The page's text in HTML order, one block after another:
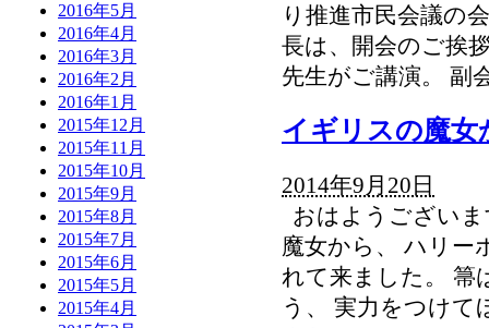
2016年5月
2016年4月
2016年3月
2016年2月
2016年1月
2015年12月
2015年11月
2015年10月
2015年9月
2015年8月
2015年7月
2015年6月
2015年5月
2015年4月
り推進市民会議の
長は、開会のご挨
先生がご講演。 副
イギリスの魔
2014年9月20日
おはようござい
魔女から、 ハリー
れて来ました。 箒
う、 実力をつけ